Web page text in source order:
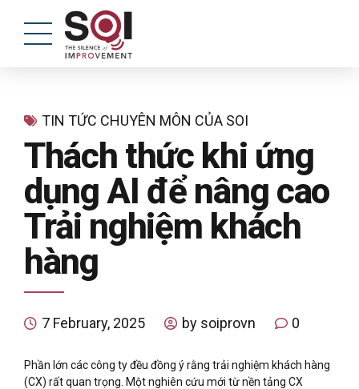
TIN TỨC CHUYÊN MÔN CỦA SOI
Thách thức khi ứng
dụng AI để nâng cao
Trải nghiệm khách
hàng
7 February, 2025 by soiprovn 0
Phần lớn các công ty đều đồng ý rằng trải nghiệm khách hàng
(CX) rất quan trọng. Một nghiên cứu mới từ nền tảng CX